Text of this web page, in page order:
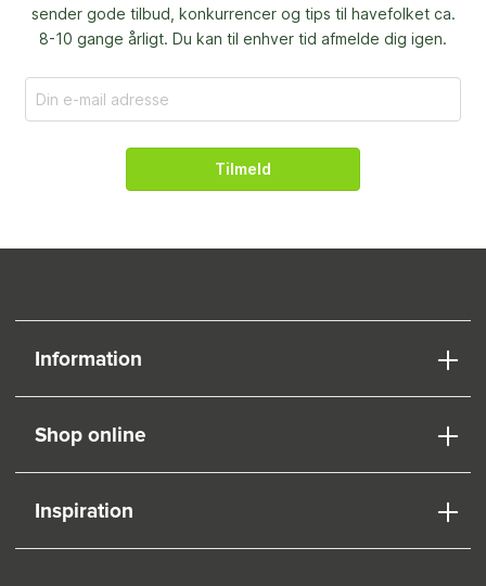
sender gode tilbud, konkurrencer og tips til havefolket ca.
8-10 gange årligt. Du kan til enhver tid afmelde dig igen.
Tilmeld
Information
Shop online
Inspiration